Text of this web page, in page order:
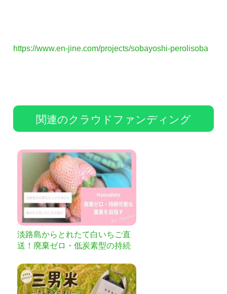
https://www.en-jine.com/projects/sobayoshi-perolisoba
関連のクラウドファンディング
淡路島からとれたて白いちご直
送！廃棄ゼロ・低炭素型の持続